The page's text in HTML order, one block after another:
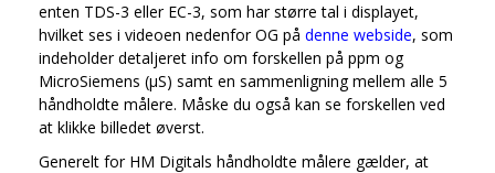
enten TDS-3 eller EC-3, som har større tal i displayet,
hvilket ses i videoen nedenfor OG på denne webside, som
indeholder detaljeret info om forskellen på ppm og
MicroSiemens (µS) samt en sammenligning mellem alle 5
håndholdte målere. Måske du også kan se forskellen ved
at klikke billedet øverst.
Generelt for HM Digitals håndholdte målere gælder, at